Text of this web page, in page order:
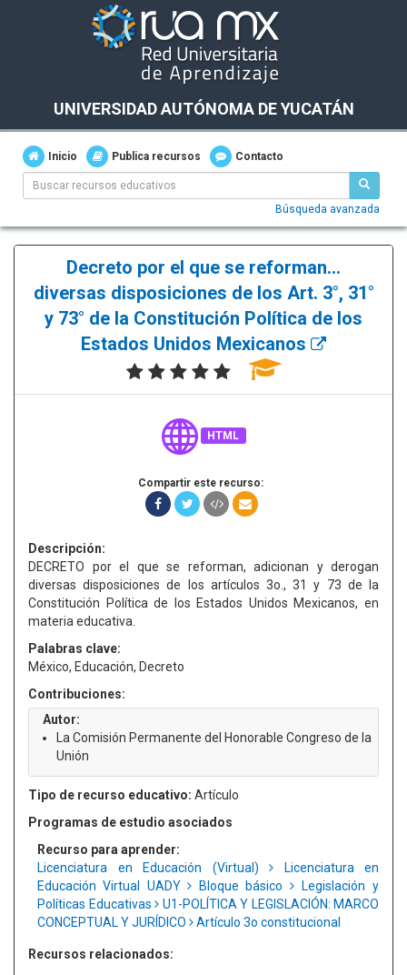
UNIVERSIDAD AUTÓNOMA DE YUCATÁN
Inicio Publica recursos Contacto
Búsqueda avanzada
Decreto por el que se reforman...
diversas disposiciones de los Art. 3°, 31°
y 73° de la Constitución Política de los
Estados Unidos Mexicanos
HTML
Compartir este recurso:
Descripción:
DECRETO por el que se reforman, adicionan y derogan
diversas disposiciones de los artículos 3o., 31 y 73 de la
Constitución Política de los Estados Unidos Mexicanos, en
materia educativa.
Palabras clave:
México, Educación, Decreto
Contribuciones:
Autor:
La Comisión Permanente del Honorable Congreso de la
Unión
Tipo de recurso educativo: Artículo
Programas de estudio asociados
Recurso para aprender:
Licenciatura en Educación (Virtual)
Licenciatura en
Educación Virtual UADY
Bloque básico
Legislación y
Políticas Educativas
U1-POLÍTICA Y LEGISLACIÓN: MARCO
CONCEPTUAL Y JURÍDICO
Artículo 3o constitucional
Recursos relacionados: